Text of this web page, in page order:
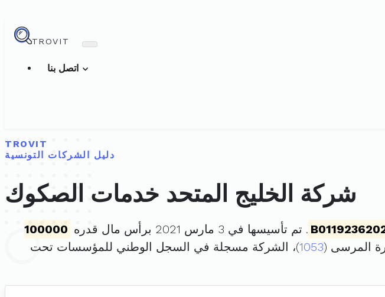
TROVIT
TROVIT
دليل الشركات التونسية
شركة الخليج المتحد خدمات الصكوك
. تم تأسيسها في 3 مارس 2021 برأس مال قدره
100000
المرسى (1053)، الشركة مسجلة في السجل الوطني للمؤسسات تحت